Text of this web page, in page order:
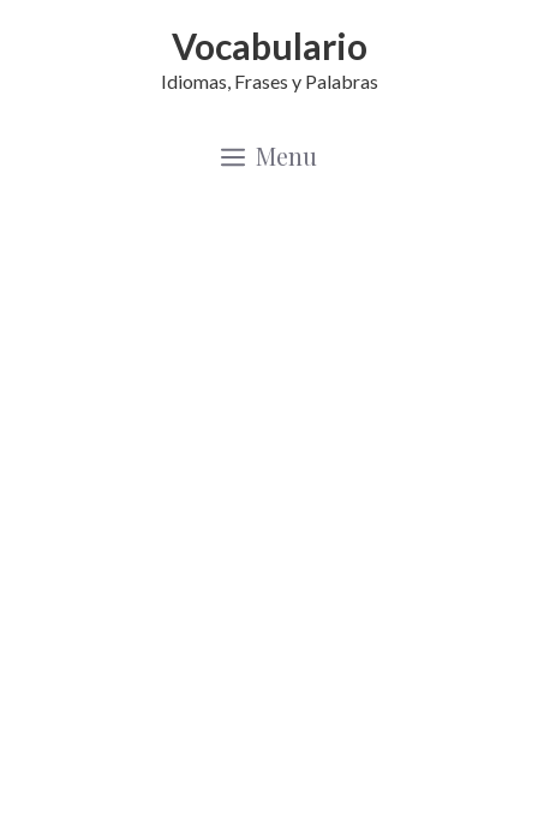
Vocabulario
Idiomas, Frases y Palabras
Menu